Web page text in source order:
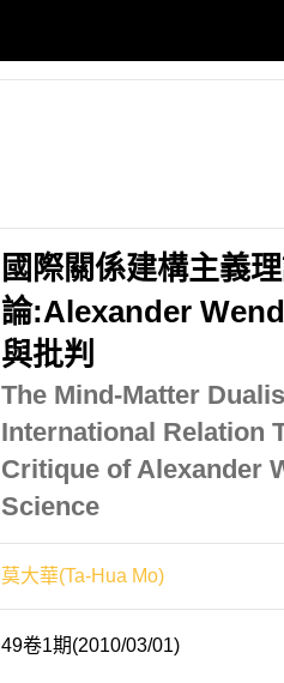
國際關係建構主義
論:Alexander
與批判
The Mind-Matter
International Relation
Critique of Alexander
Science
莫大華(Ta-Hua Mo)
49卷1期(2010/03/01)